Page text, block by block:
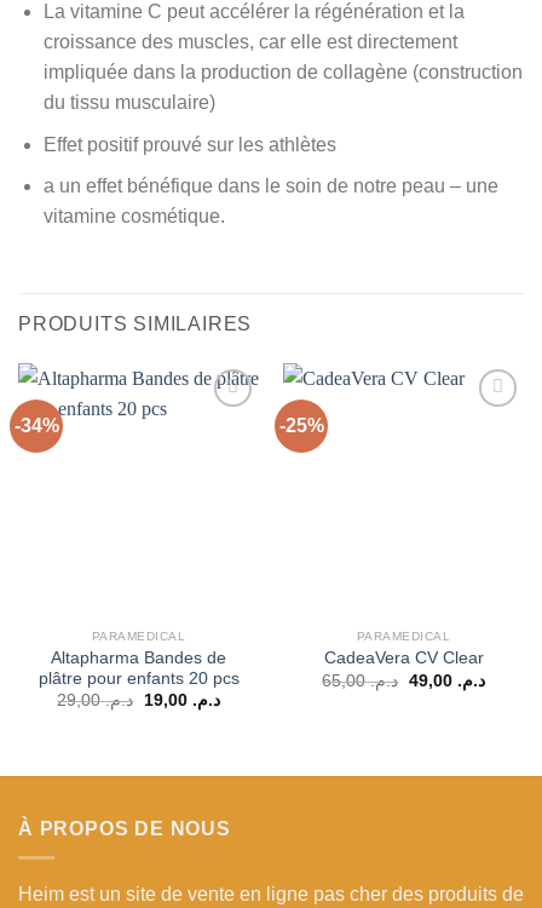
La vitamine C peut accélérer la régénération et la
croissance des muscles, car elle est directement
impliquée dans la production de collagène (construction
du tissu musculaire)
Effet positif prouvé sur les athlètes
a un effet bénéfique dans le soin de notre peau – une
vitamine cosmétique.
PRODUITS SIMILAIRES
-34%
PARAMEDICAL
Altapharma Bandes de
plâtre pour enfants 20 pcs
د.م.29,00
Le
د.م. 19,00
Le
-25%
PARAMEDICAL
CadeaVera CV Clear
د.م.65,00
Le
prix
د.م. 49,00
Le
À PROPOS DE NOUS
Heim est un site de vente en ligne pas cher des produits de